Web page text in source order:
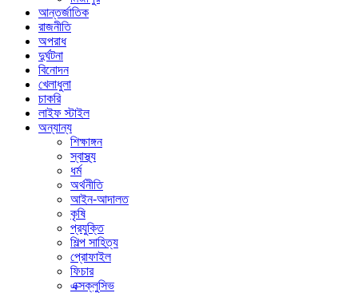
আন্তর্জাতিক
রাজনীতি
অপরাধ
দুর্ঘটনা
বিনোদন
খেলাধুলা
চাকরি
লাইফ স্টাইল
অন্যান্য
শিক্ষাঙ্গন
স্বাস্থ্য
ধর্ম
অর্থনীতি
আইন-আদালত
কৃষি
প্রযুক্তি
শিল্প সাহিত্য
প্রোফাইল
ফিচার
এক্সক্লুসিভ